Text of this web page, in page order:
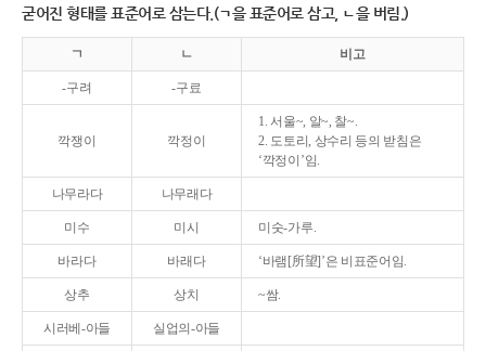
굳어진 형태를 표준어로 삼는다.(ㄱ을 표준어로 삼고, ㄴ을 버림.)
ㄱ ㄴ 비고
-구려 -구료
깍쟁이 깍정이
1. 서울~, 알~, 찰~.
2. 도토리, 상수리 등의 받침은
‘깍정이’임.
나무라다 나무래다
미수 미시 미숫-가루.
바라다 바래다 ‘바램[所望]’은 비표준어임.
상추 상치 ~쌈.
시러베-아들 실업의-아들